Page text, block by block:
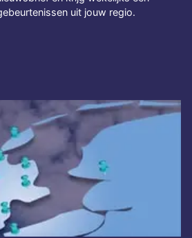
uit jouw regio.